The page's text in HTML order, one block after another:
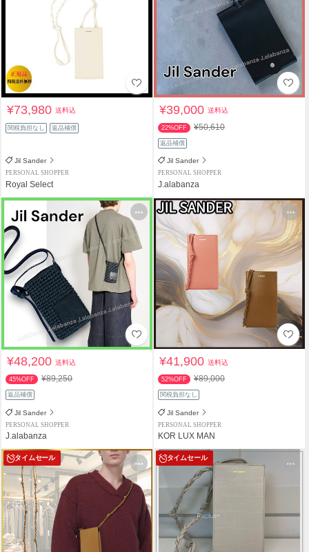
¥73,980送料込
関税負担なし 返品補償
Jil Sander
PERSONAL SHOPPER
Royal Select
¥39,000送料込
22%OFF ¥50,610
返品補償
Jil Sander
PERSONAL SHOPPER
J.alabanza
¥48,200送料込
45%OFF ¥89,250
返品補償
Jil Sander
PERSONAL SHOPPER
J.alabanza
¥41,900送料込
52%OFF ¥89,000
関税負担なし
Jil Sander
PERSONAL SHOPPER
KOR LUX MAN
タイムセール タイムセール